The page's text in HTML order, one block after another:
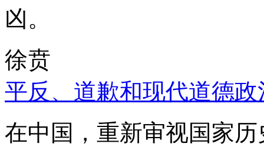
凶。
徐贲
平反、道歉和现代道德政
在中国，重新审视国家